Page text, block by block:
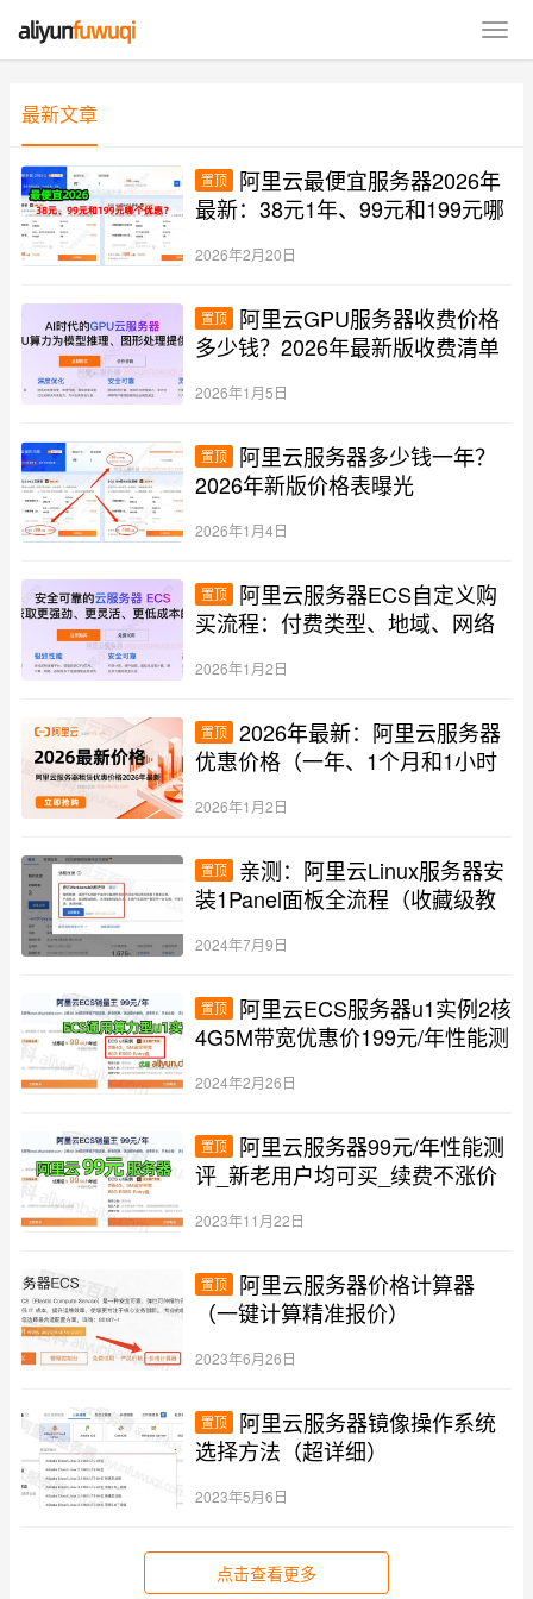
最新文章
置顶 阿里云最便宜服务器2026年
最新：38元1年、99元和199元哪
2026年2月20日
置顶 阿里云GPU服务器收费价格
多少钱？2026年最新版收费清单
2026年1月5日
置顶 阿里云服务器多少钱一年？
2026年新版价格表曝光
2026年1月4日
置顶 阿里云服务器ECS自定义购
买流程：付费类型、地域、网络
2026年1月2日
置顶 2026年最新：阿里云服务器
优惠价格（一年、1个月和1小时
2026年1月2日
置顶 亲测：阿里云Linux服务器安
装1Panel面板全流程（收藏级教
2024年7月9日
置顶 阿里云ECS服务器u1实例2核
4G5M带宽优惠价199元/年性能测
2024年2月26日
置顶 阿里云服务器99元/年性能测
评_新老用户均可买_续费不涨价
2023年11月22日
置顶 阿里云服务器价格计算器
（一键计算精准报价）
2023年6月26日
置顶 阿里云服务器镜像操作系统
选择方法（超详细）
2023年5月6日
点击查看更多